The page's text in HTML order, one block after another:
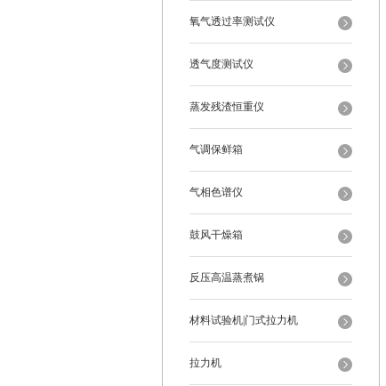
氧气透过率测试仪
透气度测试仪
蒸发残渣恒重仪
气调保鲜箱
气相色谱仪
鼓风干燥箱
反压高温蒸煮锅
材料试验机|门式拉力机
拉力机